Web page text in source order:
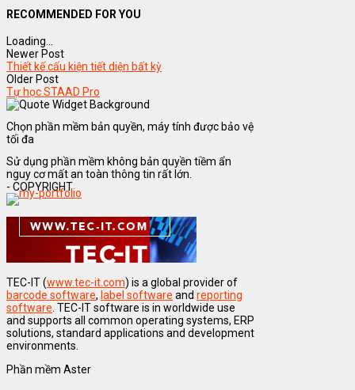
RECOMMENDED FOR YOU
Loading...
Newer Post
Thiết kế cấu kiện tiết diện bất kỳ
Older Post
Tự học STAAD Pro
Chọn phần mềm bản quyền, máy tính được bảo vệ
tối đa
Sử dụng phần mềm không bản quyền tiềm ẩn
nguy cơ mất an toàn thông tin rất lớn.
- COPYRIGHT
TEC-IT (www.tec-it.com) is a global provider of
barcode software, label software and reporting
software . TEC-IT software is in worldwide use
and supports all common operating systems, ERP
solutions, standard applications and development
environments.
Phần mềm Aster